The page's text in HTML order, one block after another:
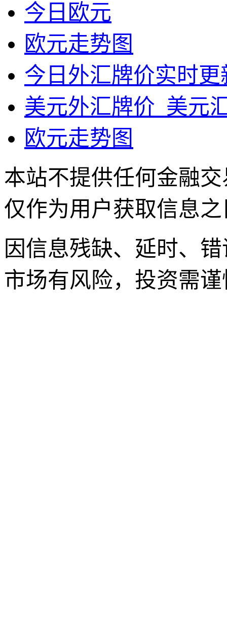
今日欧元
欧元走势图
今日外汇牌价实时更
美元外汇牌价_美元
欧元走势图
本站不提供任何金融
仅作为用户获取信息
因信息残缺、延时、
市场有风险，投资需